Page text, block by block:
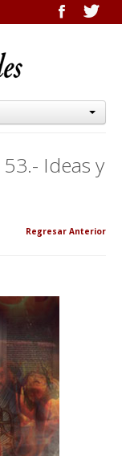
53.- Ideas y
Regresar Anterior